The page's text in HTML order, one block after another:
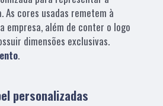
As cores usadas remetem à
empresa, além de conter o logo
dimensões exclusivas.
.
personalizadas